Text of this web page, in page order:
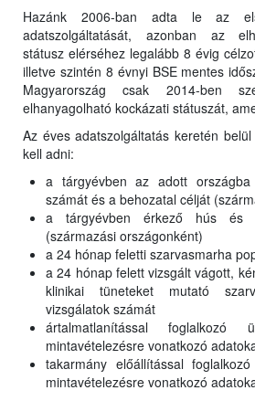
Hazánk 2006-ban adta le az
adatszolgáltatását, azonban az
státusz elérséhez legalább 8 évig
illetve szintén 8 évnyi BSE mentes
Magyarország csak 2014-ben
elhanyagolható kockázati státuszát,
Az éves adatszolgáltatás keretén
kell adni:
a tárgyévben az adott országba
számát és a behozatal célját
a tárgyévben érkező hús és
(származási országonként)
a 24 hónap feletti szarvasmarha
a 24 hónap felett vizsgált vágott,
klinikai tüneteket mutató
vizsgálatok számát
ártalmatlanítással foglalkozó
mintavételezésre vonatkozó
takarmány előállítással
mintavételezésre vonatkozó